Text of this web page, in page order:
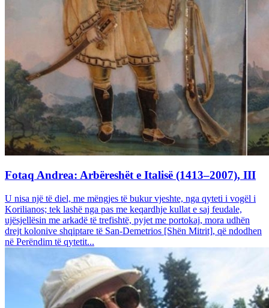
Fotaq Andrea: Arbëreshët e Italisë (1413–2007), III
U nisa një të diel, me mëngjes të bukur vjeshte, nga qyteti i vogël i
Korilianos; tek lashë nga pas me keqardhje kullat e saj feudale,
ujësjellësin me arkadë të trefishtë, pyjet me portokaj, mora udhën
drejt kolonive shqiptare të San-Demetrios [Shën Mitrit], që ndodhen
në Perëndim të qytetit...